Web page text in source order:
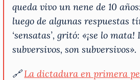
queda vivo un nene de 10
luego de algunas respuestas
‘sensatas’, gritó: «¡se lo mata!
subversivos, son subversivos».
🔗La dictadura en primera